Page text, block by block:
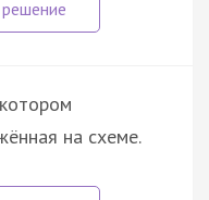
на схеме.